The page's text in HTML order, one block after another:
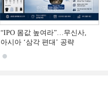
“IPO 몸값 높여라”…무신사,
아시아 ‘삼각 편대’ 공략